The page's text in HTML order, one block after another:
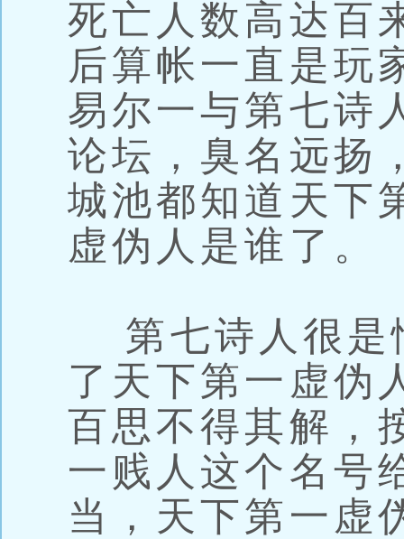
死亡人数高达百
后算帐一直是玩
易尔一与第七诗
论坛，臭名远扬
城池都知道天下
虚伪人是谁了。
第七诗人很是
了天下第一虚伪
百思不得其解，
一贱人这个名号
当，天下第一虚